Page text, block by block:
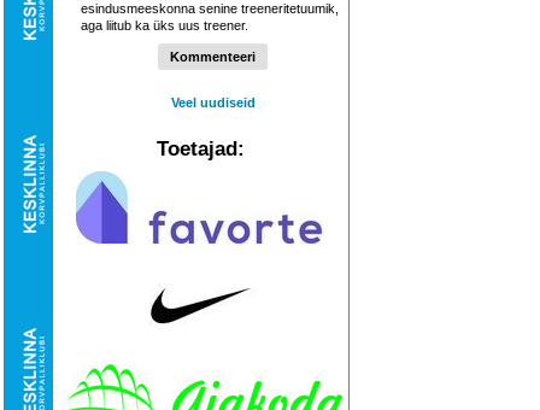
esindusmeeskonna senine treeneritetuumik,
aga liitub ka üks uus treener.
Kommenteeri
Veel uudiseid
Toetajad: